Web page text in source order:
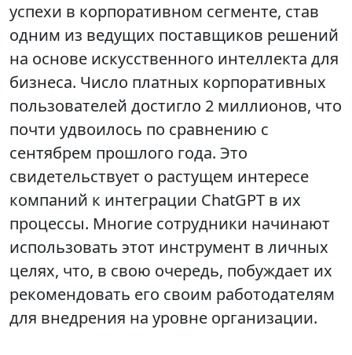
успехи в корпоративном сегменте, став
одним из ведущих поставщиков решений
на основе искусственного интеллекта для
бизнеса. Число платных корпоративных
пользователей достигло 2 миллионов, что
почти удвоилось по сравнению с
сентябрем прошлого года. Это
свидетельствует о растущем интересе
компаний к интеграции ChatGPT в их
процессы. Многие сотрудники начинают
использовать этот инструмент в личных
целях, что, в свою очередь, побуждает их
рекомендовать его своим работодателям
для внедрения на уровне организации.